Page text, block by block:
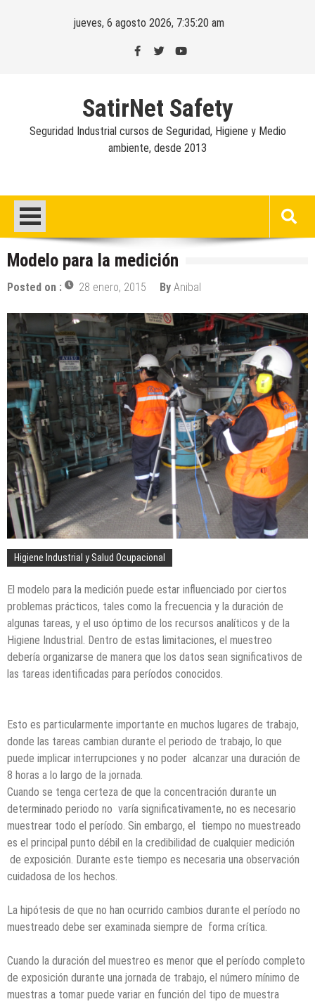
jueves, 6 agosto 2026, 7:35:21 am
SatirNet Safety
Seguridad Industrial cursos de Seguridad, Higiene y Medio
ambiente, desde 2013
Modelo para la medición
Posted on : 28 enero, 2015 By Anibal
Higiene Industrial y Salud Ocupacional
El modelo para la medición puede estar influenciado por ciertos
problemas prácticos, tales como la frecuencia y la duración de
algunas tareas, y el uso óptimo de los recursos analíticos y de la
Higiene Industrial. Dentro de estas limitaciones, el muestreo
debería organizarse de manera que los datos sean significativos de
las tareas identificadas para períodos conocidos.
Esto es particularmente importante en muchos lugares de trabajo,
donde las tareas cambian durante el periodo de trabajo, lo que
puede implicar interrupciones y no poder alcanzar una duración de
8 horas a lo largo de la jornada.
Cuando se tenga certeza de que la concentración durante un
determinado periodo no varía significativamente, no es necesario
muestrear todo el período. Sin embargo, el tiempo no muestreado
es el principal punto débil en la credibilidad de cualquier medición
de exposición. Durante este tiempo es necesaria una observación
cuidadosa de los hechos.
La hipótesis de que no han ocurrido cambios durante el período no
muestreado debe ser examinada siempre de forma crítica.
Cuando la duración del muestreo es menor que el período completo
de exposición durante una jornada de trabajo, el número mínimo de
muestras a tomar puede variar en función del tipo de muestra